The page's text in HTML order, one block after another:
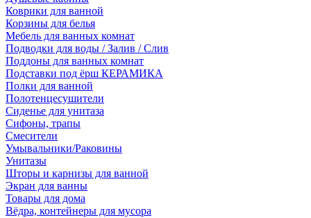
Коврики для ванной
Корзины для белья
Мебель для ванных комнат
Подводки для воды / Залив / Слив
Поддоны для ванных комнат
Подставки под ёрш КЕРАМИКА
Полки для ванной
Полотенцесушители
Сиденье для унитаза
Сифоны, трапы
Смесители
Умывальники/Раковины
Унитазы
Шторы и карнизы для ванной
Экран для ванны
Товары для дома
Вёдра, контейнеры для мусора